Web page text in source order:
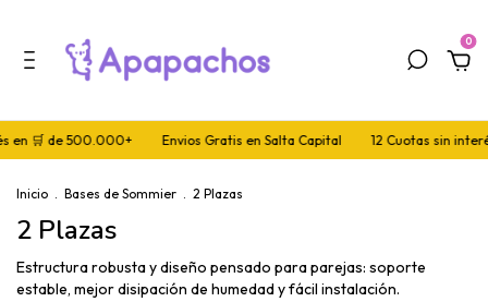
0
en 🛒 de 500.000+ Envios Gratis en Salta Capital 12 Cuotas sin
Inicio . Bases de Sommier . 2 Plazas
2 Plazas
Estructura robusta y diseño pensado para parejas: soporte
estable, mejor disipación de humedad y fácil instalación.